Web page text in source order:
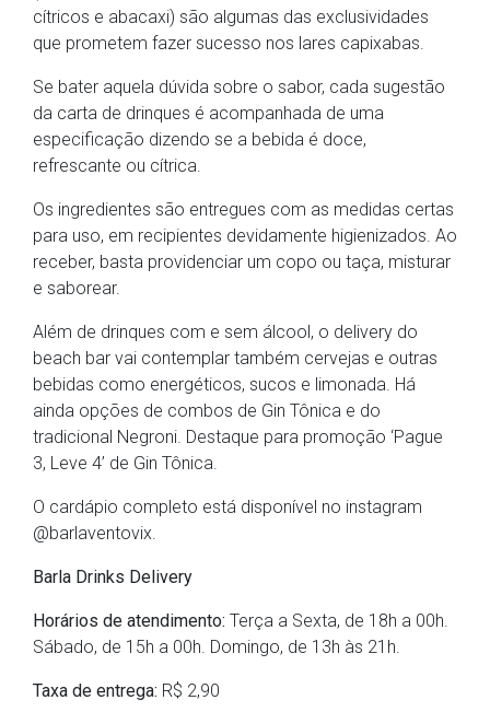
cítricos e abacaxi) são algumas das exclusividades
que prometem fazer sucesso nos lares capixabas.
Se bater aquela dúvida sobre o sabor, cada sugestão
da carta de drinques é acompanhada de uma
especificação dizendo se a bebida é doce,
refrescante ou cítrica.
Os ingredientes são entregues com as medidas certas
para uso, em recipientes devidamente higienizados. Ao
receber, basta providenciar um copo ou taça, misturar
e saborear.
Além de drinques com e sem álcool, o delivery do
beach bar vai contemplar também cervejas e outras
bebidas como energéticos, sucos e limonada. Há
ainda opções de combos de Gin Tônica e do
tradicional Negroni. Destaque para promoção ‘Pague
3, Leve 4’ de Gin Tônica.
O cardápio completo está disponível no instagram
@barlaventovix.
Barla Drinks Delivery
Horários de atendimento: Terça a Sexta, de 18h a 00h.
Sábado, de 15h a 00h. Domingo, de 13h às 21h.
Taxa de entrega: R$ 2,90